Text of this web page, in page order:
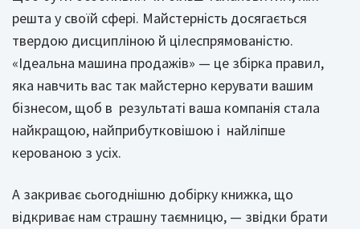
решта у своїй сфері. Майстерність досягається
твердою дисципліною й цілеспрямованістю.
«Ідеальна машина продажів» — це збірка правил,
яка навчить вас так майстерно керувати вашим
бізнесом, щоб в результаті ваша компанія стала
найкращою, найприбутковішою і найліпше
керованою з усіх.
А закриває сьогоднішню добірку книжка, що
відкриває нам страшну таємницю, — звідки брати